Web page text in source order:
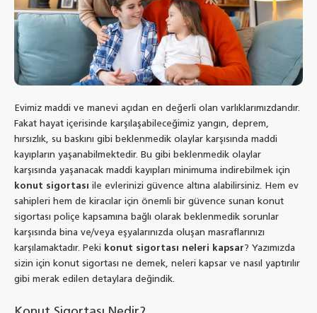
Evimiz maddi ve manevi açıdan en değerli olan varlıklarımızdandır.
Fakat hayat içerisinde karşılaşabileceğimiz yangın, deprem,
hırsızlık, su baskını gibi beklenmedik olaylar karşısında maddi
kayıpların yaşanabilmektedir. Bu gibi beklenmedik olaylar
karşısında yaşanacak maddi kayıpları minimuma indirebilmek için
konut sigortası ile evlerinizi güvence altına alabilirsiniz. Hem ev
sahipleri hem de kiracılar için önemli bir güvence sunan konut
sigortası poliçe kapsamına bağlı olarak beklenmedik sorunlar
karşısında bina ve/veya eşyalarınızda oluşan masraflarınızı
karşılamaktadır. Peki
konut sigortası neleri kapsar? Yazımızda
sizin için konut sigortası ne demek, neleri kapsar ve nasıl yaptırılır
gibi merak edilen detaylara değindik.